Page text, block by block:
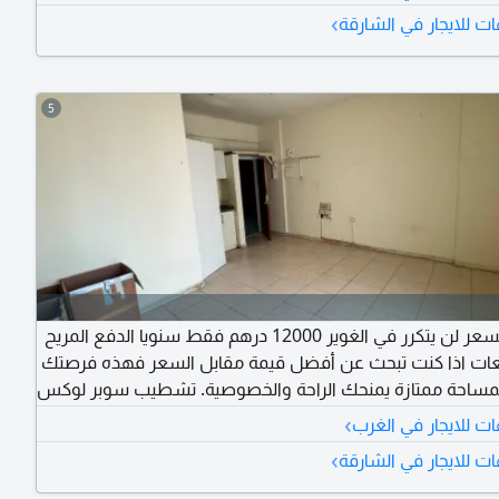
الخدمات اليومية. سهولة وسرعة الوصول إلى دبي وعجمان
الرئيسية. السعر الأقوى في المنطقة. والوحدات محدودة.
للايجار في الشارقة›
5
استوديو بسعر لن يتكرر في الغوير 12000 درهم فقط سنويا الدفع المريح
4 دفعات اذا كنت تبحث عن أفضل قيمة مقابل السعر فهذه فرصتك
ممتازة يمنحك الراحة والخصوصية. تشطيب سوبر لوكس
وأنيق. موقع استراتيجي في الغوير قريب من نستو وجميع
سهولة وسرعة الوصول الى دبي وعجمان عبر الطرق
السعر الأقوى في المنطقة. والوحدات محدودة
للايجار في الغرب›
للايجار في الشارقة›